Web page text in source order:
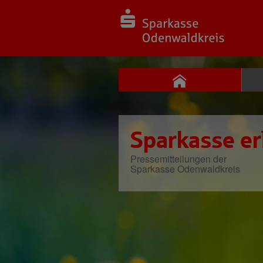
Sparkasse
Pressemitteilungen der
Sparkasse Odenwaldkreis